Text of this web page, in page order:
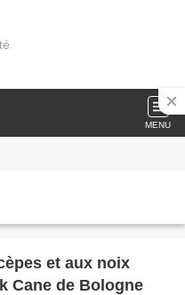
MENU
et aux noix
Cane de Bologne